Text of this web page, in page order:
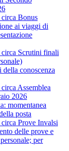
Bonus
ai viaggi di
Scrutini finali
conoscenza
Assemblea
2026
momentanea
posta
Prove Invalsi
delle prove e
per